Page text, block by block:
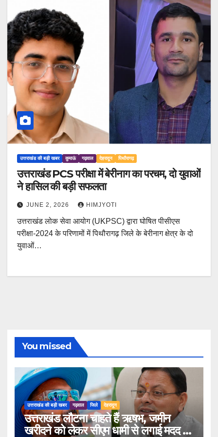
उत्तराखंड की बड़ी खबर कुमाऊं गढ़वाल देहरादून पिथौरागढ़
उत्तराखंड PCS परीक्षा में बेरीनाग का परचम, दो युवाओं
ने हासिल की बड़ी सफलता
JUNE 2, 2026 HIMJYOTI
उत्तराखंड लोक सेवा आयोग (UKPSC) द्वारा घोषित पीसीएस
परीक्षा-2024 के परिणामों में पिथौरागढ़ जिले के बेरीनाग क्षेत्र के दो
युवाओं…
You missed
उत्तराखंड की बड़ी खबर गढ़वाल जिले देहरादून
उत्तराखंड लौटना चाहते हैं ऋषभ, जमीन
खरीदने को लेकर सीएम धामी से लगाई मदद की